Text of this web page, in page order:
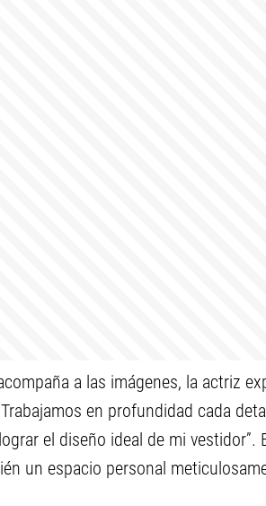
a las imágenes, la actriz
en profundidad cada
el diseño ideal de mi
un espacio personal